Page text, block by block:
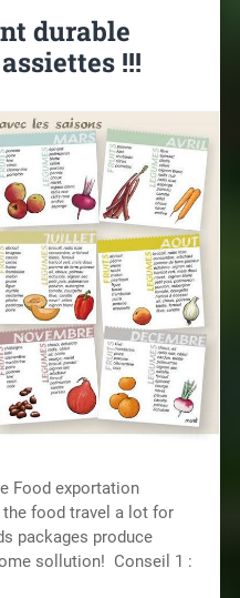
durable
!!!
Food exportation
food travel a lot for
packages produce
sollution! Conseil 1 :